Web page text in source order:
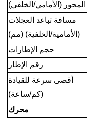
المحور (الأمامي/الخلفي)
مسافة تباعد العجلات
(الأمامية/الخلفية) (مم)
حجم الإطارات
رقم الإطار
أقصى سرعة للقيادة
(كم/ساعة)
محرك